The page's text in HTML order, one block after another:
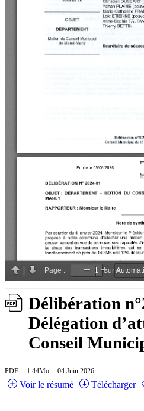
Délibération
Délégation
Conseil
PDF 1.44Mo 04 Juin 2026
Voir le résumé Télécharger